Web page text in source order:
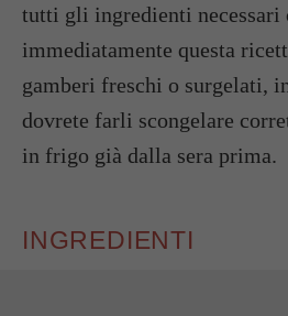
tutti gli ingredienti necessari
immediatamente questa
gamberi freschi o surgelati,
dovrete farli scongelare
in frigo già dalla sera prima.
INGREDIENTI